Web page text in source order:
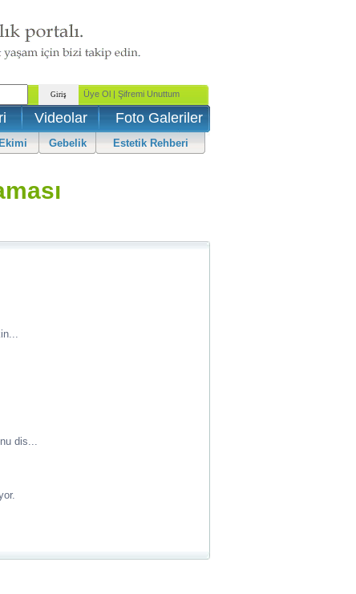
Videolar Foto Galeriler
Gebelik Estetik Rehberi
dis...